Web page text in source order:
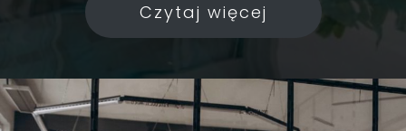
Czytaj więcej